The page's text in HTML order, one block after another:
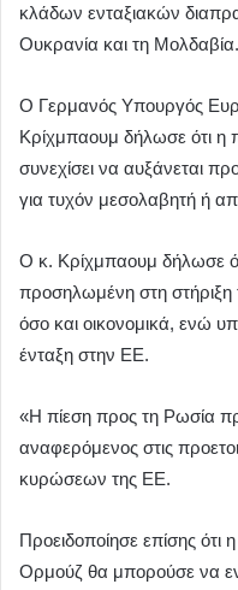
κλάδων ενταξιακών
Ουκρανία και τη Μολδαβία.
Ο Γερμανός Υπουργός
Κρίχμπαουμ δήλωσε ότι η
συνεχίσει να αυξάνεται
για τυχόν μεσολαβητή ή
Ο κ. Κρίχμπαουμ δήλωσε
προσηλωμένη στη στήριξη
όσο και οικονομικά, ενώ
ένταξη στην ΕΕ.
«Η πίεση προς τη Ρωσία
αναφερόμενος στις
κυρώσεων της ΕΕ.
Προειδοποίησε επίσης
Ορμούζ θα μπορούσε να